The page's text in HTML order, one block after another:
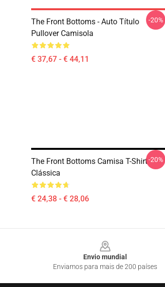
The Front Bottoms - Auto Título
Pullover Camisola
€ 37,67 - € 44,11
-20%
The Front Bottoms Camisa T-Shirt
Clássica
€ 24,38 - € 28,06
-20%
Envio mundial
Enviamos para mais de 200 países